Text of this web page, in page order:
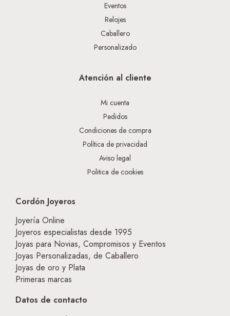
Eventos
Relojes
Caballero
Personalizado
Atención al cliente
Mi cuenta
Pedidos
Condiciones de compra
Política de privacidad
Aviso legal
Politica de cookies
Cordón Joyeros
Joyería Online
Joyeros especialistas desde 1995
Joyas para Novias, Compromisos y Eventos
Joyas Personalizadas, de Caballero
Joyas de oro y Plata
Primeras marcas
Datos de contacto